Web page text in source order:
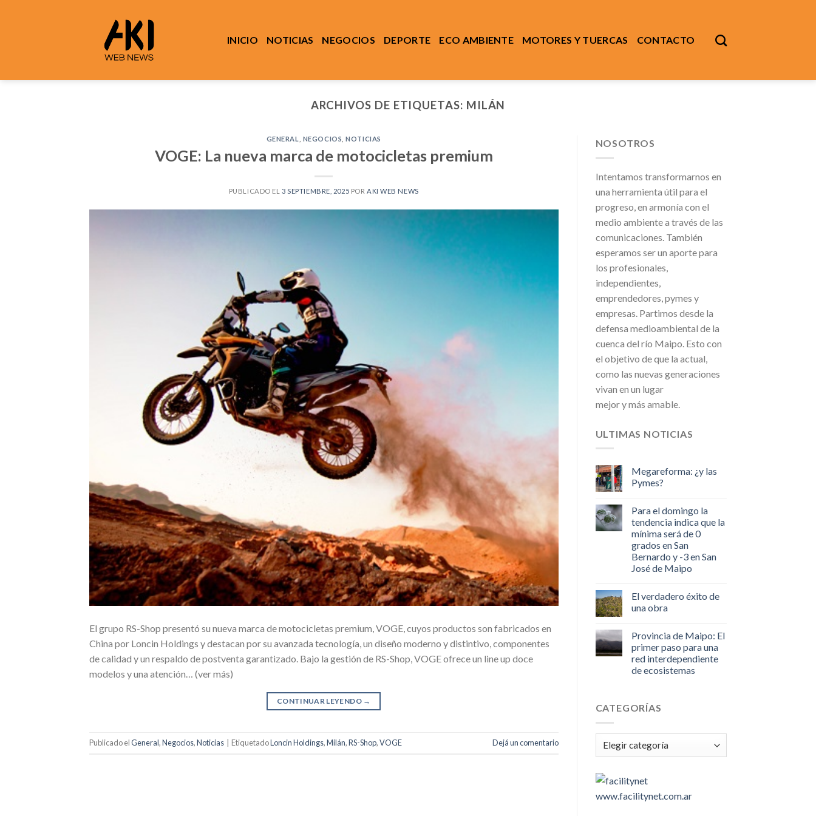
INICIO NOTICIAS NEGOCIOS DEPORTE ECO AMBIENTE MOTORES Y TUERCAS CONTACTO
ARCHIVOS DE ETIQUETAS: MILÁN
GENERAL NEGOCIOS ,NOTICIAS
VOGE: La nueva marca de motocicletas premium
PUBLICADO EL3 SEPTIEMBRE, 2025 POR AKI WEB NEWS
El grupo RS-Shop presentó su nueva marca de motocicletas premium, VOGE, cuyos productos son fabricados en
China por Loncin Holdings y destacan por su avanzada tecnología, un diseño moderno y distintivo, componentes
de calidad y un respaldo de postventa garantizado. Bajo la gestión de RS-Shop, VOGE ofrece un line up doce
modelos y una atención… (ver más)
CONTINUAR LEYENDO →
Publicado elGeneral,Negocios,Noticias EtiquetadoLoncin Holdings,Milán,RS-Shop,VOGE Dejá un comentario
NOSOTROS
Intentamos transformarnos en
una herramienta útil para el
progreso, en armonía con el
medio ambiente a través de las
comunicaciones. También
esperamos ser un aporte para
los profesionales,
independientes,
emprendedores, pymes y
empresas. Partimos desde la
defensa medioambiental de la
cuenca del río Maipo. Esto con
el objetivo de que la actual,
como las nuevas generaciones
vivan en un lugar
mejor y más amable.
ULTIMAS NOTICIAS
Megareforma: ¿y las
Pymes?
Para el domingo la
tendencia indica que la
mínima será de 0
grados en San
Bernardo y -3 en San
José de Maipo
El verdadero éxito de
una obra
Provincia de Maipo: El
primer paso para una
red interdependiente
de ecosistemas
CATEGORÍAS
Categorías
www.facilitynet.com.ar